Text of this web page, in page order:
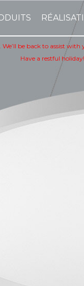
be back to assist
Have a restful holiday!